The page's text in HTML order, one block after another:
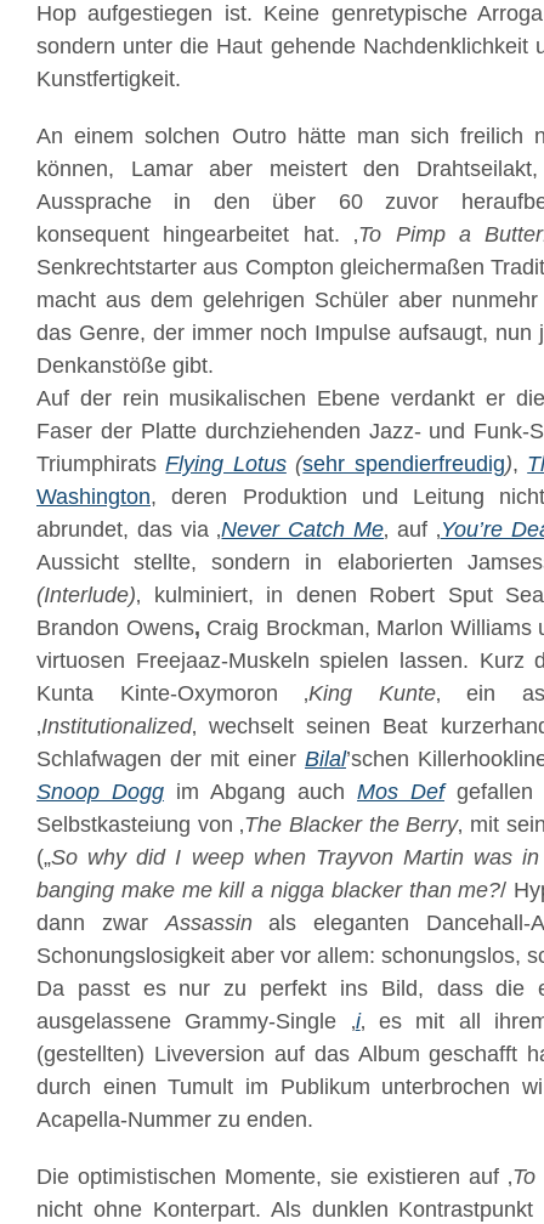
Hop aufgestiegen ist. Keine genretypische
sondern unter die Haut gehende Nachdenklichkeit
Kunstfertigkeit.
An einem solchen Outro hätte man sich freilich
können, Lamar aber meistert den
Aussprache in den über 60 zuvor
konsequent hingearbeitet hat. ‚To Pimp a
Senkrechtstarter aus Compton gleichermaßen
macht aus dem gelehrigen Schüler aber
das Genre, der immer noch Impulse aufsaugt, nun
Denkanstöße gibt.
Auf der rein musikalischen Ebene verdankt er
Faser der Platte durchziehenden Jazz- und Funk-
TriumphiratsFlying Lotus(sehr spendierfreudig),
Washington, deren Produktion und Leitung
abrundet, das via ‚Never Catch Me‚ auf ‚You’re
Aussicht stellte, sondern in elaborierten
(Interlude)‚ kulminiert, in denen Robert Sput
Brandon Owens, Craig Brockman, Marlon Williams
virtuosen Freejaaz-Muskeln spielen lassen. Kurz
Kunta Kinte-Oxymoron ‚King Kunte‚ ein
‚Institutionalized‚ wechselt seinen Beat
Schlafwagen der mit einer Bilal’schen
Snoop Dogg im Abgang auch Mos Defgefallen
Selbstkasteiung von ‚The Blacker the Berry‚ mit
(„So why did I weep when Trayvon Martin was
banging make me kill a nigga blacker than me?/
dann zwarAssassinals eleganten Dancehall-
Schonungslosigkeit aber vor allem: schonungslos,
Da passt es nur zu perfekt ins Bild, dass die
ausgelassene Grammy-Single ‚i‚ es mit all
(gestellten) Liveversion auf das Album geschafft
durch einen Tumult im Publikum unterbrochen
Acapella-Nummer zu enden.
Die optimistischen Momente, sie existieren auf ‚To
nicht ohne Konterpart. Als dunklen Kontrastpunkt